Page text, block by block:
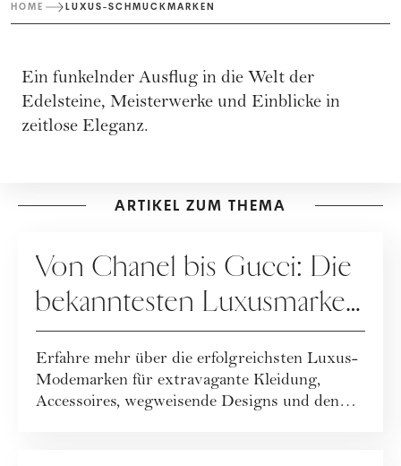
HOME LUXUS-SCHMUCKMARKEN
Ein funkelnder Ausflug in die Welt der
Edelsteine, Meisterwerke und Einblicke in
zeitlose Eleganz.
ARTIKEL ZUM THEMA
Von Chanel bis Gucci: Die
bekanntesten Luxusmarken
[Überblick]
Erfahre mehr über die erfolgreichsten Luxus-
Modemarken für extravagante Kleidung,
Accessoires, wegweisende Designs und den